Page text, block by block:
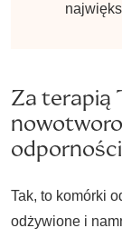
Za terapią
Tak, to komórki
odżywione i